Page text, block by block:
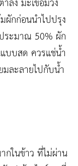
ผักก่อนนำไปปรุง
ระมาณ 50% ผัก
บบสด ควรแช่น้ำ
มละลายไปกับน้ำ
กในข้าว ที่ไม่ผ่าน